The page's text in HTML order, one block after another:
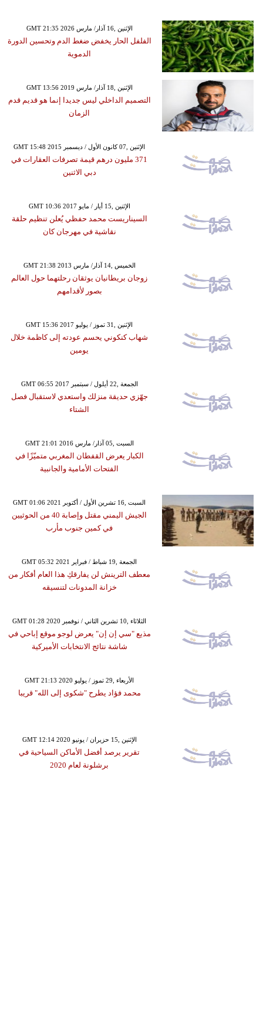
GMT 21:35 2026 الإثنين ,16 آذار/ مارس
الفلفل الحار يخفض ضغط الدم وتحسين الدورة
الدموية
GMT 13:56 2019 الإثنين ,18 آذار/ مارس
التصميم الداخلي ليس جديدا إنما هو قديم قدم
الزمان
GMT 15:48 2015 الإثنين ,07 كانون الأول / ديسمبر
371 مليون درهم قيمة تصرفات العقارات في
دبي الاثنين
GMT 10:36 2017 الإثنين ,15 أيار / مايو
السيناريست محمد حفظي يُعلن تنظيم حلقة
نقاشية في مهرجان كان
GMT 21:38 2013 الخميس ,14 آذار/ مارس
زوجان بريطانيان يوثقان رحلتهما حول العالم
بصور لأقدامهم
GMT 15:36 2017 الإثنين ,31 تموز / يوليو
شهاب كنكوني يحسم عودته إلى كاظمة خلال
يومين
GMT 06:55 2017 الجمعة ,22 أيلول / سبتمبر
جهّزي حديقة منزلك واستعدي لاستقبال فصل
الشتاء
GMT 21:01 2016 السبت ,05 آذار/ مارس
الكبار يعرض القفطان المغربي متميّزًا في
الفتحات الأمامية والجانبية
GMT 01:06 2021 السبت ,16 تشرين الأول / أكتوبر
الجيش اليمني مقتل وإصابة 40 من الحوثيين
في كمين جنوب مأرب
GMT 05:32 2021 الجمعة ,19 شباط / فبراير
معطف الترينش لن يفارقكِ هذا العام أفكار من
خزانة المدونات لتنسيقه
GMT 01:28 2020 الثلاثاء ,10 تشرين الثاني / نوفمبر
مذيع "سي إن إن" يعرض لوجو موقع إباحي في
شاشة نتائج الانتخابات الأميركية
GMT 21:13 2020 الأربعاء ,29 تموز / يوليو
محمد فؤاد يطرح "شكوى إلى الله" قريبا
GMT 12:14 2020 الإثنين ,15 حزيران / يونيو
تقرير يرصد أفضل الأماكن السياحية في
برشلونة لعام 2020